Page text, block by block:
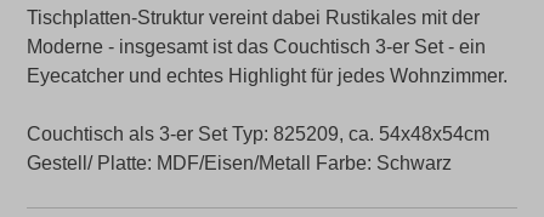
Tischplatten-Struktur vereint dabei Rustikales mit der
Moderne - insgesamt ist das Couchtisch 3-er Set - ein
Eyecatcher und echtes Highlight für jedes Wohnzimmer.
Couchtisch als 3-er Set Typ: 825209, ca. 54x48x54cm
Gestell/ Platte: MDF/Eisen/Metall Farbe: Schwarz